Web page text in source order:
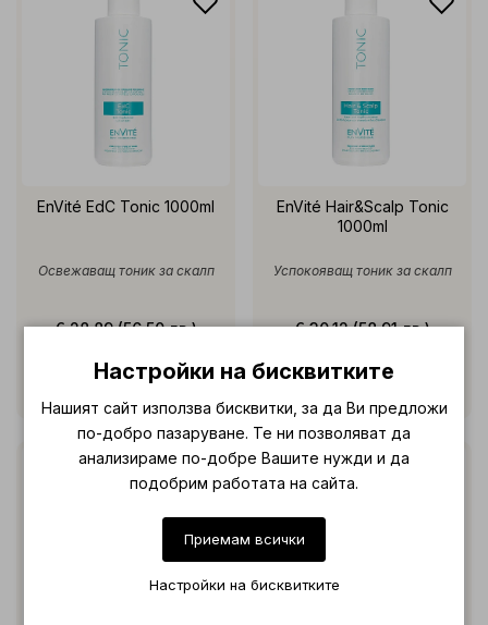
EnVité EdC Tonic 1000ml
Освежаващ тоник за скалп
€ 28.89 (56.50 лв.)
EnVité Hair&Scalp Tonic
1000ml
Успокояващ тоник за скалп
€ 30.12 (58.91 лв.)
Настройки на бисквитките
Нашият сайт използва бисквитки, за да Ви предложи
по-добро пазаруване. Те ни позволяват да
анализираме по-добре Вашите нужди и да
подобрим работата на сайта.
Приемам всички
Настройки на бисквитките